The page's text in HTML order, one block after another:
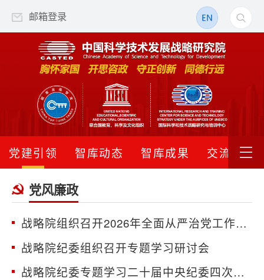
邮箱登录
党建引领 智库动态 智库成果 交流合作
党风廉政
战略院组织召开2026年全面从严治党工作会议暨警示教育大会
战略院纪委组织召开专题学习研讨会
战略院纪委专题学习二十届中央纪委四次全会精神